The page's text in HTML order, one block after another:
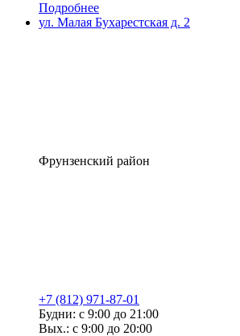
Подробнее
ул. Малая Бухарестская д. 2
Фрунзенский район
+7 (812) 971-87-01
Будни: с 9:00 до 21:00
Вых.: с 9:00 до 20:00